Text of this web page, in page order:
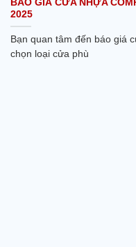
BÁO GIÁ CỬA NHỰA
2025
Bạn quan tâm đến báo giá
chọn loại cửa phù